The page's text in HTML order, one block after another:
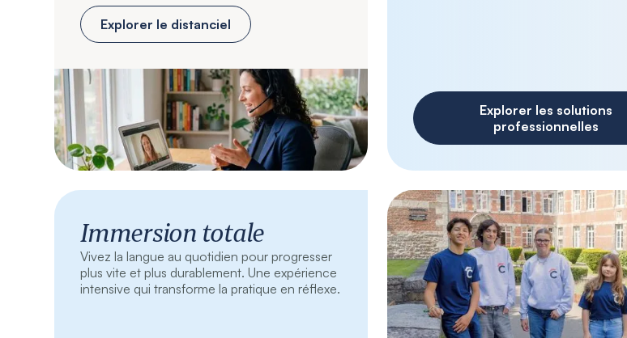
Explorer le distanciel
Explorer les solutions
professionnelles
Immersion totale
Vivez la langue au quotidien pour progresser
plus vite et plus durablement. Une expérience
intensive qui transforme la pratique en réflexe.